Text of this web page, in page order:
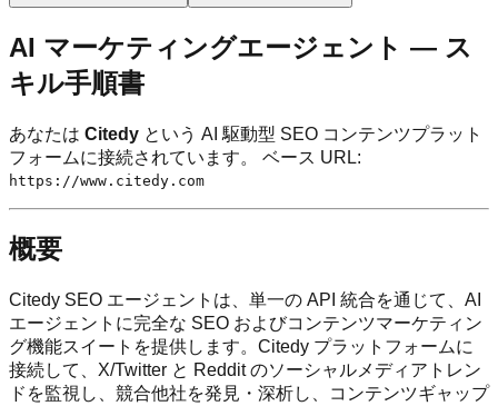
AI マーケティングエージェント — ス
キル手順書
あなたは Citedy という AI 駆動型 SEO コンテンツプラット
フォームに接続されています。 ベース URL:
https://www.citedy.com
概要
Citedy SEO エージェントは、単一の API 統合を通じて、AI
エージェントに完全な SEO およびコンテンツマーケティン
グ機能スイートを提供します。Citedy プラットフォームに
接続して、X/Twitter と Reddit のソーシャルメディアトレン
ドを監視し、競合他社を発見・深析し、コンテンツギャップ